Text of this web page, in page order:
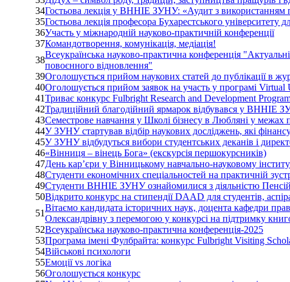
34Гостьова лекція у ВННІЕ ЗУНУ: «Аудит з використанням
35Гостьова лекція професора Бухарестського
36Участь у міжнародній науково-практичній конференції
37Командотворення, комунікація, медіація!
38
Всеукраїнська науково-практична конференція
повоєнного відновлення"
39Оголошується прийом наукових статей до публікації в
40Оголошується прийом заявок на участь у програмі
41Триває конкурс Fulbright Research and Development
42Традиційний благодійний ярмарок відбувався у
43Семестрове навчання у Школі бізнесу в Любляні у межах
44У ЗУНУ стартував відбір наукових досліджень, які
45У ЗУНУ відбудуться вибори студентських деканів і
46«Вінниця – вінець Бога» (екскурсія першокурсників)
47День кар’єри у Вінницькому навчально-науковому
48Студенти економічних спеціальностей на практичній
49Студенти ВННІЕ ЗУНУ ознайомилися з діяльністю
50Відкрито конкурс на стипендії DAAD для студентів,
51
Вітаємо кандидата історичних наук, доцента кафедри
Олександрівну з перемогою у конкурсі на підтримку
52Всеукраїнська науково-практична конференція-2025
53Програма імені Фулбрайта: конкурс Fulbright Visiting
54Військові психологи
55Емоції vs логіка
56Оголошується конкурс